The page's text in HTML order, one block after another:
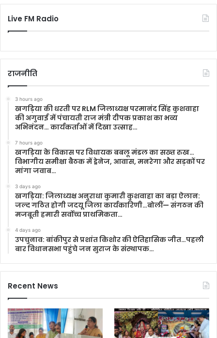
Live FM Radio
राजनीति
3 hours ago
खगड़िया की धरती पर RLM जिलाध्यक्ष परमानंद सिंह कुशवाहा
की अगुवाई में पंचायती राज मंत्री दीपक प्रकाश का भव्य
अभिनंदन… कार्यकर्ताओं में दिखा उत्साह…
7 hours ago
खगड़िया के विकास पर विधायक बबलू मंडल का सख्त रुख…
विभागीय समीक्षा बैठक में ड्रेनेज, आवास, मनरेगा और सड़कों पर
मांगा जवाब…
3 days ago
खगड़िया: जिलाध्यक्ष अनुराधा कुमारी कुशवाहा का बड़ा ऐलान:
जल्द गठित होगी जदयू जिला कार्यकारिणी…बोलीं— संगठन की
मजबूती हमारी सर्वोच्च प्राथमिकता…
4 days ago
उपचुनाव: बांकीपुर से प्रशांत किशोर की ऐतिहासिक जीत…पहली
बार विधानसभा पहुंचे जन सुराज के संस्थापक…
Recent News